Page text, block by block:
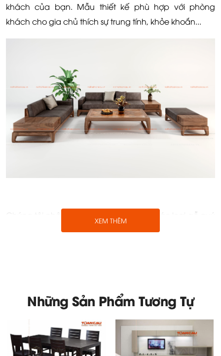
khách của bạn. Mẫu thiết kế phù hợp với phòng
khách cho gia chủ thích sự trung tính, khỏe khoắn...
Chúng tôi nhận hợp đồng thiết kế trên các loại gỗ quý
khác nhau, thiết kế có sự đo đạc cẩn thận với căn hộ
XEM THÊM
Những Sản Phẩm Tương Tự